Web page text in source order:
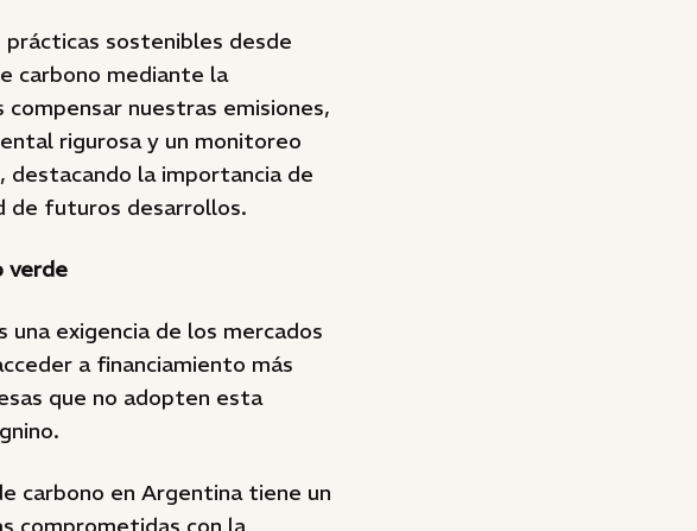
sostenibles desde
carbono mediante la
compensar nuestras emisiones,
rigurosa y un monitoreo
destacando la importancia de
de futuros desarrollos.
verde
exigencia de los mercados
a financiamiento más
que no adopten esta
carbono en Argentina tiene un